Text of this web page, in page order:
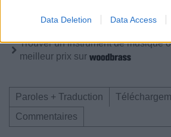
Data Deletion Data Access
Trouver un instrument de musique
meilleur prix sur
Paroles + Traduction
Commentaires